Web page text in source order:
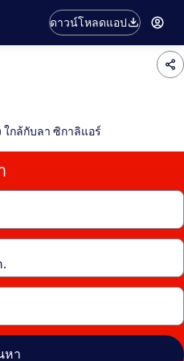
ดาวน์โหลดแอป
ใกล้กับลา ซิกาลิแอร์
หา